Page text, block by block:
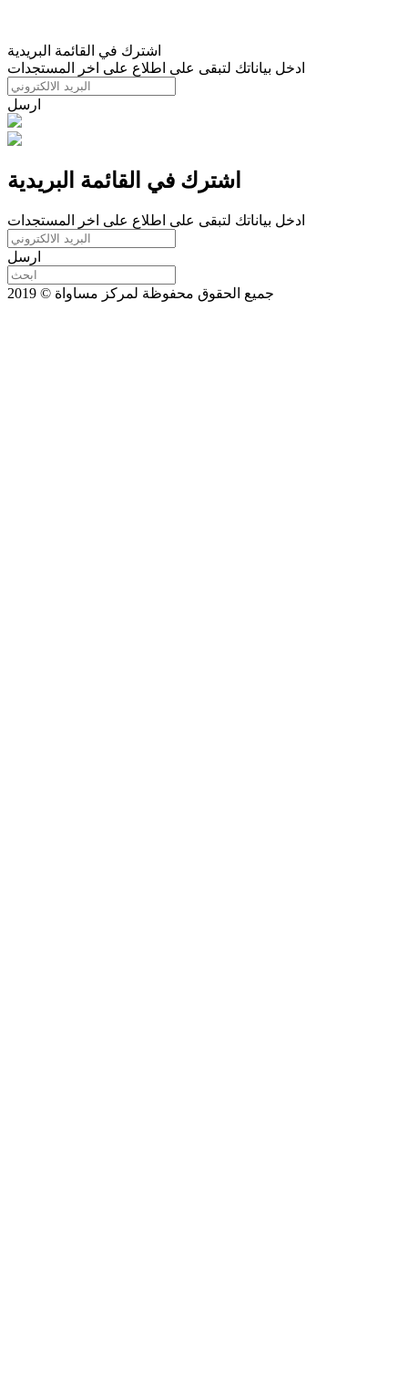
اشترك في القائمة البريدية
ادخل بياناتك لتبقى على اطلاع على اخر المستجدات
ارسل
اشترك في القائمة البريدية
ادخل بياناتك لتبقى على اطلاع على اخر المستجدات
ارسل
جميع الحقوق محفوظة لمركز مساواة © 2019